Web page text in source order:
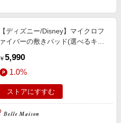
【ディズニー/Disney】マイクロフ
ァイバーの敷きパッド(選べるキャ
￥ 5,990
1.0%
ストアにすすむ